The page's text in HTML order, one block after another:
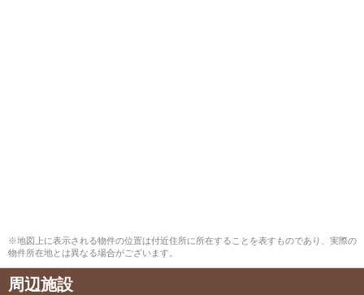
※地図上に表示される物件の位置は付近住所に所在することを表すものであり、実際の
物件所在地とは異なる場合がございます。
周辺施設